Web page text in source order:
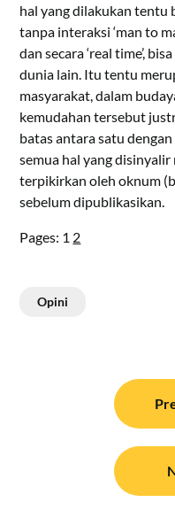
hal yang dilakukan tentu
tanpa interaksi ‘man to
dan secara ‘real time’,
dunia lain. Itu tentu
masyarakat, dalam
kemudahan tersebut
batas antara satu
semua hal yang
terpikirkan oleh oknum
sebelum dipublikasikan.
Pages: 1 2
Opini